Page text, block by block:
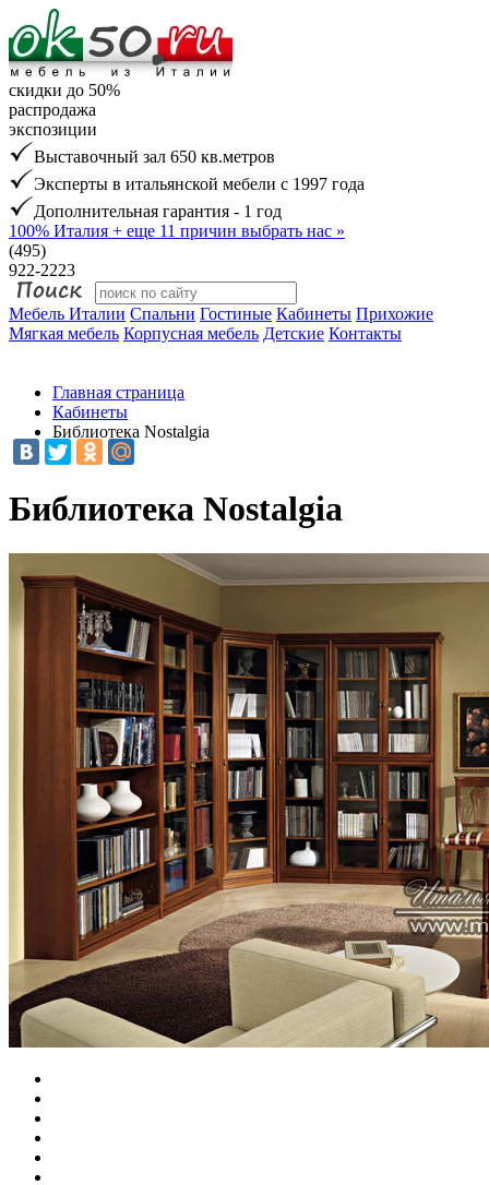
скидки до 50%
распродажа
экспозиции
Выставочный зал 650 кв.метров
Эксперты в итальянской мебели с 1997 года
Дополнительная гарантия - 1 год
100% Италия + еще 11 причин выбрать нас »
(495)
922-2223
Мебель Италии Спальни Гостиные Кабинеты Прихожие
Мягкая мебель Корпусная мебель Детские Контакты
Главная страница
Кабинеты
Библиотека Nostalgia
Библиотека Nostalgia